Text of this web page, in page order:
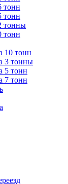
тонн
тонн
тонны
тонн
10 тонн
3 тонны
5 тонн
7 тонн